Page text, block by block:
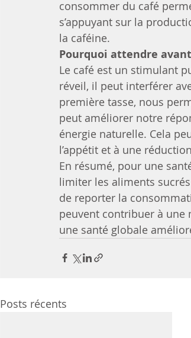
consommer du café
s’appuyant sur la
la caféine.
Pourquoi attendre
Le café est un stimulant
réveil, il peut interférer
première tasse, nous
peut améliorer notre
énergie naturelle. Cela
l’appétit et à une
En résumé, pour une
limiter les aliments
de reporter la
peuvent contribuer à une
une santé globale
Posts récents